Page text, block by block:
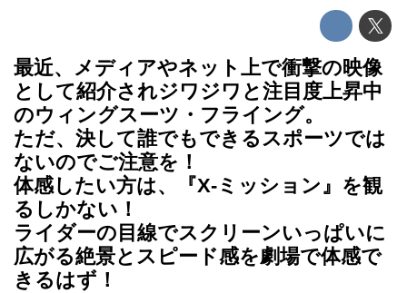
最近、メディアやネット上で衝撃の映像
として紹介されジワジワと注目度上昇中
のウィングスーツ・フライング。
ただ、決して誰でもできるスポーツでは
ないのでご注意を！
体感したい方は、『X-ミッション』を観
るしかない！
ライダーの目線でスクリーンいっぱいに
広がる絶景とスピード感を劇場で体感で
きるはず！